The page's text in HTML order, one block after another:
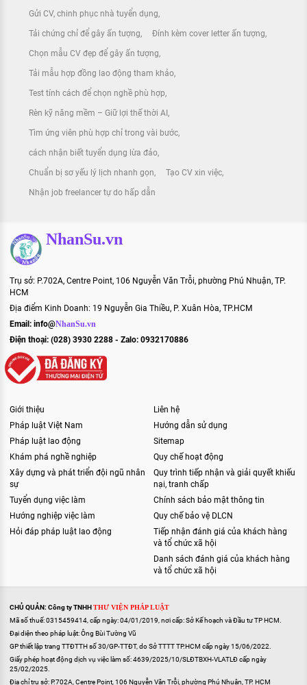
Gửi CV, chinh phục nhà tuyển dụng
Tải chứng chỉ để gây ấn tượng Đính kèm cover letter ấn tượng
Chọn mẫu CV đẹp để gây ấn tượng
Tải mẫu hợp đồng lao động tham khảo
Test tính cách để chọn nghề phù hợp
Rèn kỹ năng mềm – Giữ lợi thế thời AI
Tìm ứng viên phù hợp chỉ trong vài bước
cách nhận biết tuyển dụng lừa đảo
Chuẩn bị sơ yếu lý lịch nhanh gọn Tạo CV xin việc
Nhận job freelancer tự do hấp dẫn
NhanSu.vn
Trụ sở: P.702A, Centre Point, 106 Nguyễn Văn Trỗi, phường Phú Nhuận, TP.
HCM
Địa điểm Kinh Doanh: 19 Nguyễn Gia Thiều, P. Xuân Hòa, TP.HCM
Email: info@NhanSu.vn
Điện thoại: (028) 3930 2288 - Zalo: 0932170886
Giới thiệu
Pháp luật Việt Nam
Pháp luật lao động
Khám phá nghề nghiệp
Xây dựng và phát triển đội ngũ nhân
sự
Tuyển dụng việc làm
Hướng nghiệp việc làm
Hỏi đáp pháp luật lao động
Liên hệ
Hướng dẫn sử dụng
Sitemap
Quy chế hoạt động
Quy trình tiếp nhận và giải quyết khiếu
nại, tranh chấp
Chính sách bảo mật thông tin
Quy chế bảo vệ DLCN
Tiếp nhận đánh giá của khách hàng
và tổ chức xã hội
Danh sách đánh giá của khách hàng
và tổ chức xã hội
CHỦ QUẢN: Công ty TNHHTHƯ VIỆN PHÁP LUẬT
Mã số thuế: 0315459414, cấp ngày: 04/01/2019, nơi cấp: Sở Kế hoạch và Đầu tư TP HCM.
Đại diện theo pháp luật: Ông Bùi Tường Vũ
GP thiết lập trang TTĐTTH số 30/GP-TTĐT, do Sở TTTT TP.HCM cấp ngày 15/06/2022.
Giấy phép hoạt động dịch vụ việc làm số: 4639/2025/10/SLĐTBXH-VLATLĐ cấp ngày
25/02/2025.
Địa chỉ trụ sở: P.702A, Centre Point, 106 Nguyễn Văn Trỗi, phường Phú Nhuận, TP. HCM